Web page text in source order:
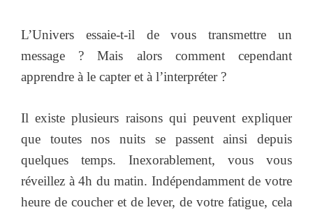
L’Univers essaie-t-il de vous transmettre un
message ? Mais alors comment cependant
apprendre à le capter et à l’interpréter ?
Il existe plusieurs raisons qui peuvent expliquer
que toutes nos nuits se passent ainsi depuis
quelques temps. Inexorablement, vous vous
réveillez à 4h du matin. Indépendamment de votre
heure de coucher et de lever, de votre fatigue, cela